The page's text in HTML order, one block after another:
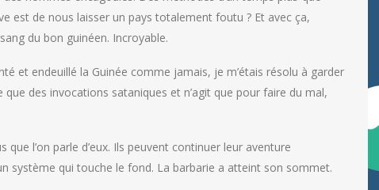
est de nous laisser un pays totalement foutu ? Et avec ça,
du bon guinéen. Incroyable.
et endeuillé la Guinée comme jamais, je m’étais résolu à garder
des invocations sataniques et n’agit que pour faire du mal,
l’on parle d’eux. Ils peuvent continuer leur aventure
système qui touche le fond. La barbarie a atteint son sommet.